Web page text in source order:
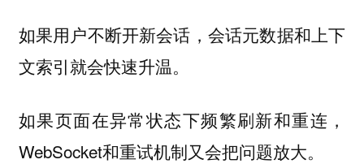
如果用户不断开新会话，会话元数据和上下
文索引就会快速升温。
如果页面在异常状态下频繁刷新和重连，
WebSocket和重试机制又会把问题放大。